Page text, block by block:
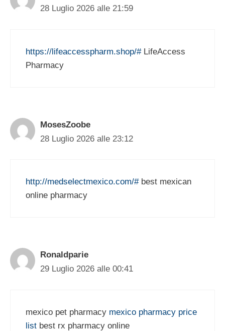
28 Luglio 2026 alle 21:59
https://lifeaccesspharm.shop/#LifeAccess
Pharmacy
MosesZoobe
28 Luglio 2026 alle 23:12
http://medselectmexico.com/#best mexican
online pharmacy
Ronaldparie
29 Luglio 2026 alle 00:41
mexico pet pharmacy mexico pharmacy price
list best rx pharmacy online